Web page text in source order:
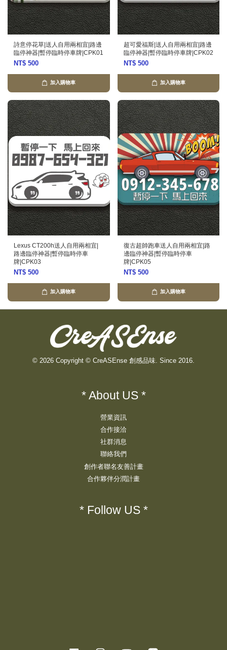
詩意停花草|送人自用兩相宜|路邊
臨停神器|暫停臨時停車牌|CPK01
NT$ 500
加入購物車
超可愛福斯|送人自用兩相宜|路邊
臨停神器|暫停臨時停車牌|CPK02
NT$ 500
加入購物車
Lexus CT200h送人自用兩相宜|
路邊臨停神器|暫停臨時停車
牌|CPK03
NT$ 500
加入購物車
復古超帥跑車送人自用兩相宜|路
邊臨停神器|暫停臨時停車
牌|CPK05
NT$ 500
加入購物車
© 2026 Copyright © CreASEnse 創感品味. Since 2016.
* About US *
營業資訊
合作接洽
社群消息
聯絡我們
創作者聯名友善計畫
合作夥伴分潤計畫
* Follow US *